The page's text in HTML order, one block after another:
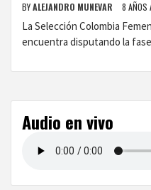
BYALEJANDRO MUNEVAR 8 AÑOS
La Selección Colombia
encuentra disputando la
Audio en vivo